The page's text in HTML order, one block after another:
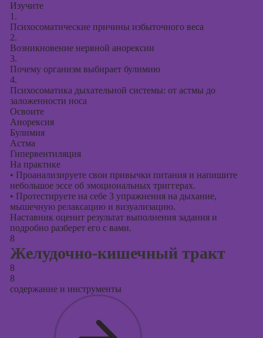
Изучите
1.
Психосоматические причины избыточного веса
2.
Возникновение нервной анорексии
3.
Почему организм выбирает булимию
4.
Психосоматика дыхательной системы: от астмы до
заложенности носа
Освоите
Анорексия
Булимия
Астма
Гипервентиляция
На практике
• Проанализируете свои привычки питания и напишите
небольшое эссе об эмоциональных триггерах.
• Протестируете на себе 3 упражнения на дыхание,
мышечную релаксацию и визуализацию.
Наставник оценит результат выполнения задания и
подробно разберет его с вами.
8
Желудочно-кишечный тракт
8
8
содержание и инструменты